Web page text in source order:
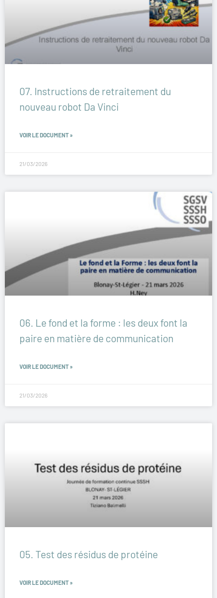
07. Instructions de retraitement du
nouveau robot Da Vinci
VOIR LE DOCUMENT »
21/03/2026
06. Le fond et la forme : les deux font la
paire en matière de communication
VOIR LE DOCUMENT »
21/03/2026
05. Test des résidus de protéine
VOIR LE DOCUMENT »